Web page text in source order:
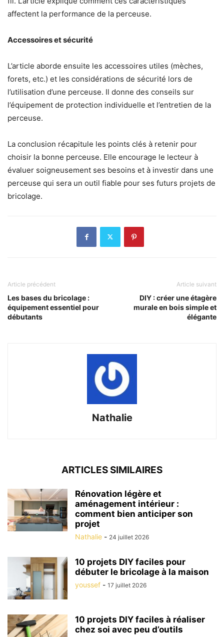
affectent la performance de la perceuse.
Accessoires et sécurité
L’article aborde ensuite les accessoires utiles (mèches,
forets, etc.) et les considérations de sécurité lors de
l’utilisation d’une perceuse. Il donne des conseils sur
l’équipement de protection individuelle et l’entretien de la
perceuse.
La conclusion récapitule les points clés à retenir pour
choisir la bonne perceuse. Elle encourage le lecteur à
évaluer soigneusement ses besoins et à investir dans une
perceuse qui sera un outil fiable pour ses futurs projets de
bricolage.
Article précédent
Les bases du bricolage :
équipement essentiel pour
débutants
Article suivant
DIY : créer une étagère
murale en bois simple et
élégante
Nathalie
ARTICLES SIMILAIRES
Rénovation légère et
aménagement intérieur :
comment bien anticiper son
projet
Nathalie - 24 juillet 2026
10 projets DIY faciles pour
débuter le bricolage à la maison
youssef - 17 juillet 2026
10 projets DIY faciles à réaliser
chez soi avec peu d’outils